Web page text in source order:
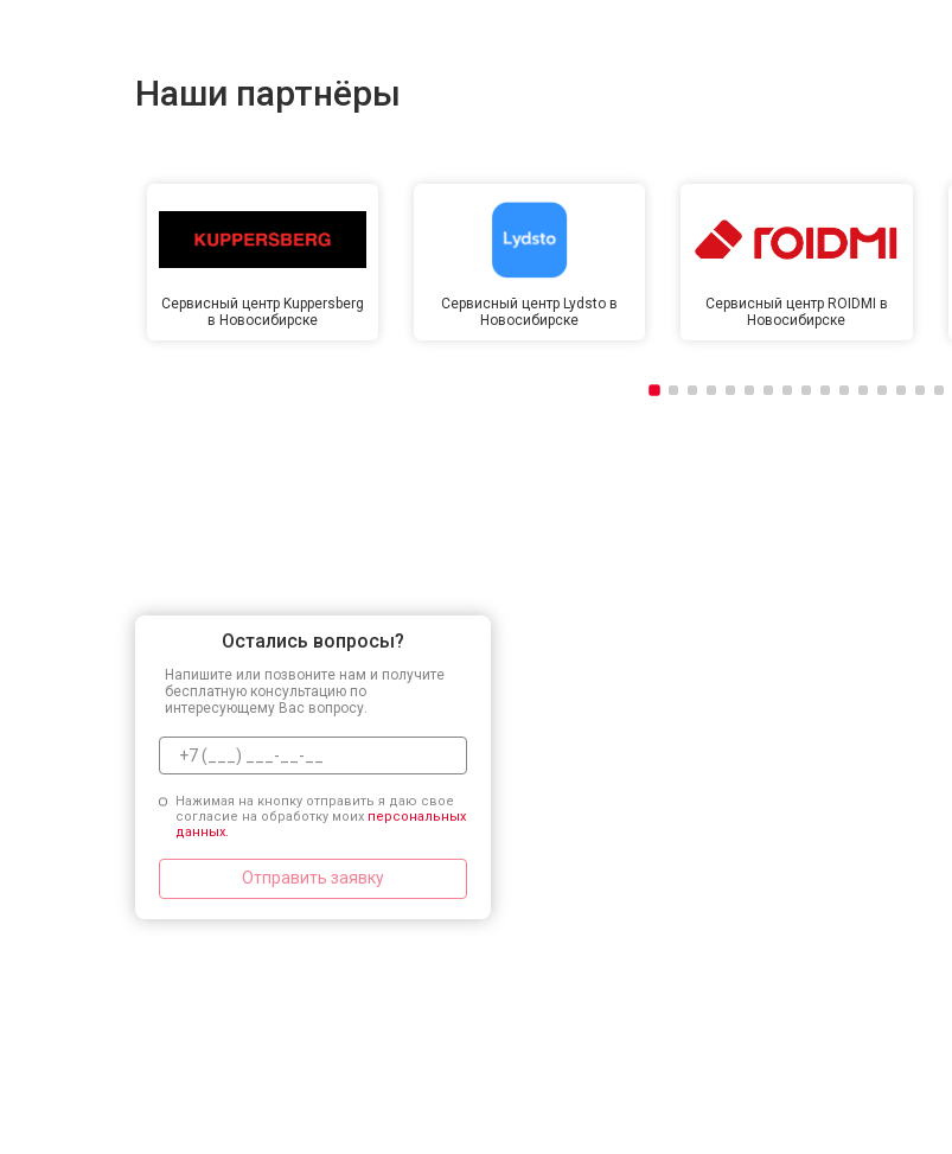
Наши партнёры
Сервисный центр Kuppersberg
в Новосибирске
Сервисный центр Lydsto в
Новосибирске
Сервисный центр ROIDMI в
Новосибирске
Остались вопросы?
Напишите или позвоните нам и получите
бесплатную консультацию по
интересующему Вас вопросу.
Нажимая на кнопку отправить я даю свое
согласие на обработку моих персональных
данных.
Отправить заявку